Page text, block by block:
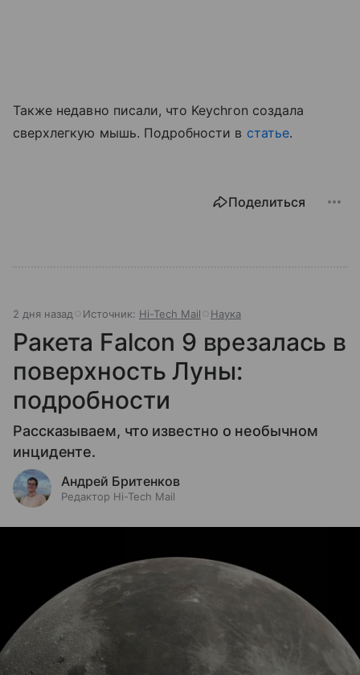
Также недавно писали, что Keychron создала
сверхлегкую мышь. Подробности в статье.
Поделиться
2 дня назад Источник: Hi-Tech Mail Наука
Ракета Falcon 9 врезалась в
поверхность Луны:
подробности
Рассказываем, что известно о необычном
инциденте.
Андрей Бритенков
Редактор Hi-Tech Mail